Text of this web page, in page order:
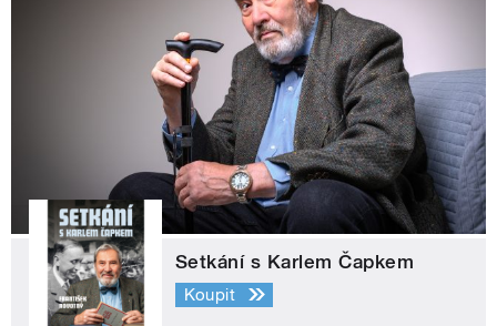
Setkání s Karlem Čapkem
Koupit